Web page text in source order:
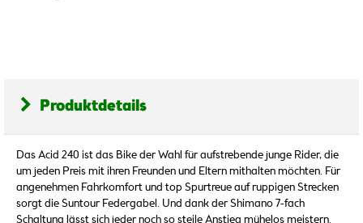
Produktdetails
Das Acid 240 ist das Bike der Wahl für aufstrebende junge Rider, die
um jeden Preis mit ihren Freunden und Eltern mithalten möchten. Für
angenehmen Fahrkomfort und top Spurtreue auf ruppigen Strecken
sorgt die Suntour Federgabel. Und dank der Shimano 7-fach
Schaltung lässt sich jeder noch so steile Anstieg mühelos meistern.